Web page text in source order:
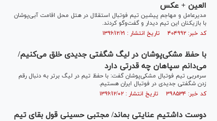
العین + عکس
مدیرعامل و مهاجم پیشین تیم فوتبال استقلال در هتل محل اقامت آبی‌پوشان
با بازیکنان این تیم دیدار و گفت‌وگو کردند.
کد خبر: ۴۰۴۹۹۲ تاریخ انتشار : ۱۳۹۶/۱۲/۲۱
با حفظ مشکی‌پوشان در لیگ شگفتی جدیدی خلق می‌کنیم/
می‌دانم سپاهان چه قدرتی دارد
سرمربی تیم فوتبال مشکی‌پوشان گفت: با حفظ تیم در لیگ برتر به دنبال رقم
زدن شگفتی جدیدی در فوتبال ایران هستیم.
کد خبر: ۳۹۸۵۳۴ تاریخ انتشار : ۱۳۹۶/۱۲/۰۲
دوست داشتیم عنایتی بماند/ مجتبی حسینی قول بقای تیم